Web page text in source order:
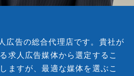
広告の総合代理店です。貴社が
求人広告媒体から選定するこ
ますが、最適な媒体を選ぶこ